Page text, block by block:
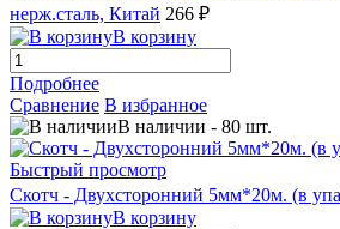
нерж.сталь, Китай 266 ₽
В корзину
Подробнее
Сравнение В избранное
В наличии - 80 шт.
Быстрый просмотр
Скотч - Двухсторонний 5мм*20м. (в
В корзину